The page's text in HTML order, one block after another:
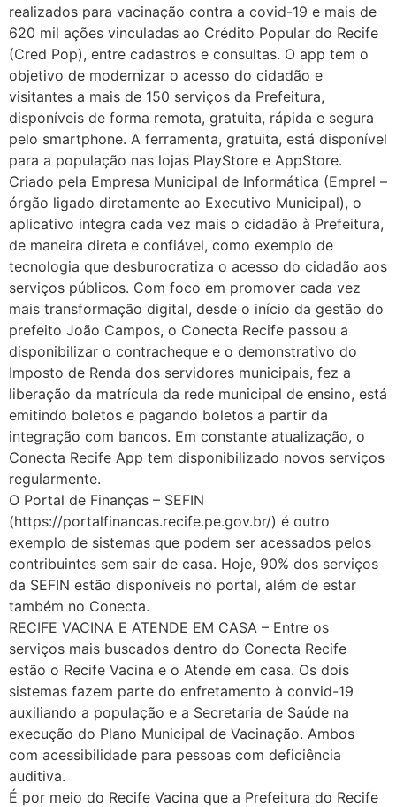
realizados para vacinação contra a covid-19 e mais de
620 mil ações vinculadas ao Crédito Popular do Recife
(Cred Pop), entre cadastros e consultas. O app tem o
objetivo de modernizar o acesso do cidadão e
visitantes a mais de 150 serviços da Prefeitura,
disponíveis de forma remota, gratuita, rápida e segura
pelo smartphone. A ferramenta, gratuita, está disponível
para a população nas lojas PlayStore e AppStore.
Criado pela Empresa Municipal de Informática (Emprel –
órgão ligado diretamente ao Executivo Municipal), o
aplicativo integra cada vez mais o cidadão à Prefeitura,
de maneira direta e confiável, como exemplo de
tecnologia que desburocratiza o acesso do cidadão aos
serviços públicos. Com foco em promover cada vez
mais transformação digital, desde o início da gestão do
prefeito João Campos, o Conecta Recife passou a
disponibilizar o contracheque e o demonstrativo do
Imposto de Renda dos servidores municipais, fez a
liberação da matrícula da rede municipal de ensino, está
emitindo boletos e pagando boletos a partir da
integração com bancos. Em constante atualização, o
Conecta Recife App tem disponibilizado novos serviços
regularmente.
O Portal de Finanças – SEFIN
(https://portalfinancas.recife.pe.gov.br/) é outro
exemplo de sistemas que podem ser acessados pelos
contribuintes sem sair de casa. Hoje, 90% dos serviços
da SEFIN estão disponíveis no portal, além de estar
também no Conecta.
RECIFE VACINA E ATENDE EM CASA – Entre os
serviços mais buscados dentro do Conecta Recife
estão o Recife Vacina e o Atende em casa. Os dois
sistemas fazem parte do enfretamento à convid-19
auxiliando a população e a Secretaria de Saúde na
execução do Plano Municipal de Vacinação. Ambos
com acessibilidade para pessoas com deficiência
auditiva.
É por meio do Recife Vacina que a Prefeitura do Recife